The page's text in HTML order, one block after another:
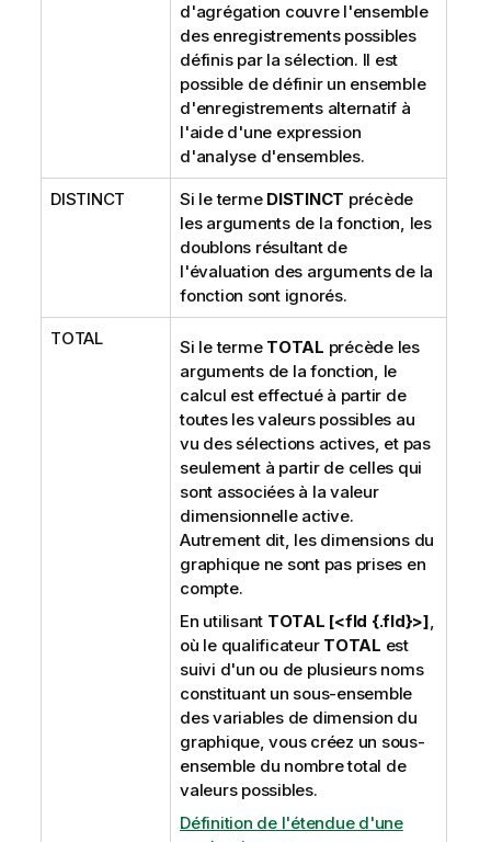
o
n
s
d'agrégation couvre l'ensemble
des enregistrements possibles
définis par la sélection. Il est
possible de définir un ensemble
d'enregistrements alternatif à
l'aide d'une expression
d'analyse d'ensembles.
DISTINCT Si le terme DISTINCT précède
les arguments de la fonction, les
doublons résultant de
l'évaluation des arguments de la
fonction sont ignorés.
TOTAL Si le terme TOTAL précède les
arguments de la fonction, le
calcul est effectué à partir de
toutes les valeurs possibles au
vu des sélections actives, et pas
seulement à partir de celles qui
sont associées à la valeur
dimensionnelle active.
Autrement dit, les dimensions du
graphique ne sont pas prises en
compte.
En utilisant TOTAL [<fld {.fld}>],
où le qualificateur TOTAL est
suivi d'un ou de plusieurs noms
constituant un sous-ensemble
des variables de dimension du
graphique, vous créez un sous-
ensemble du nombre total de
valeurs possibles.
Définition de l'étendue d'une